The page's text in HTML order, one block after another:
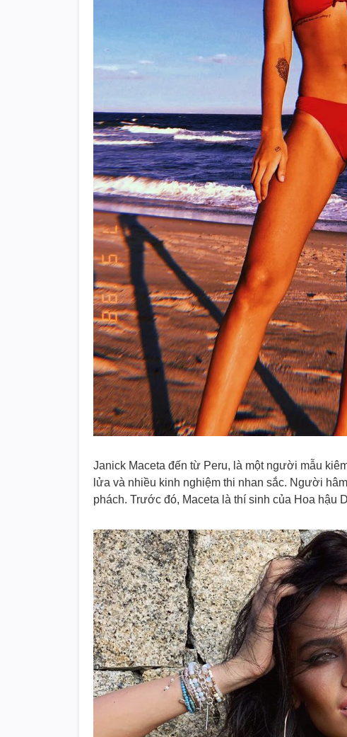
Janick Maceta đến từ Peru, là một người mẫu
lửa và nhiều kinh nghiệm thi nhan sắc. Người
phách. Trước đó, Maceta là thí sinh của Hoa hậu